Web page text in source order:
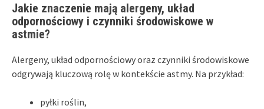
Jakie znaczenie mają alergeny, układ
odpornościowy i czynniki środowiskowe w
astmie?
Alergeny, układ odpornościowy oraz czynniki środowiskowe
odgrywają kluczową rolę w kontekście astmy. Na przykład:
pyłki roślin,